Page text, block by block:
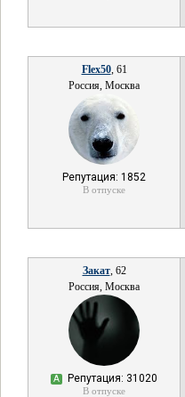
Flex50, 61
Россия, Москва
Репутация: 1852
В отпуске
Закат, 62
Россия, Москва
А Репутация: 31020
В отпуске